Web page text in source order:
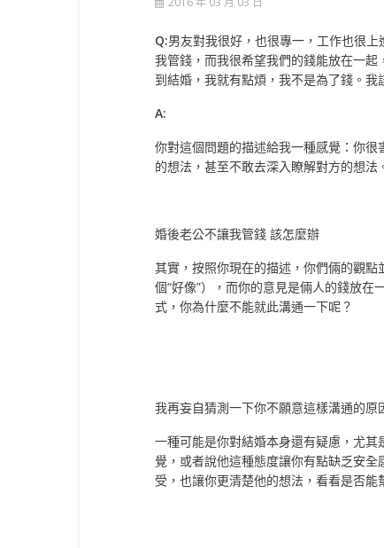
Q:男友對我很好，也很專一，工作也很
我管錢，而我很希望我們的錢能放在一
到結婚，我就有點煩，我不是為了錢。我
A:
你對這個問題的描述給我一種感覺：你
的想法，甚至不敢去深入瞭解對方的想法
婚後老公不讓我管錢 該怎麼辦
其實，按照你現在的描述，你們倆的觀
個“好像”），而你的意見是倆人的錢放
式，你為什麼不能就此溝通一下呢？
我再妄自猜測一下你不願意這樣溝通的原
一種可能是你對結婚本身還有疑慮，尤
覺，或者說他這種態度讓你有點缺乏安
受，也讓你更清楚他的想法，看看是否